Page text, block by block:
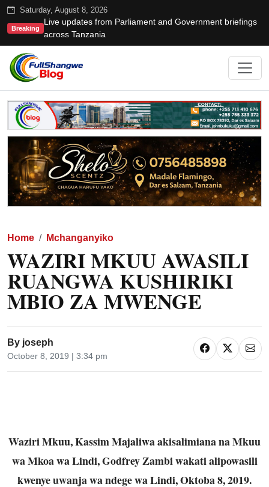
Saturday, August 8, 2026
Breaking
Live updates from Parliament and Government briefings
across Tanzania
Home Mchanganyiko
WAZIRI MKUU AWASILI
RUANGWA KUSHIRIKI
MBIO ZA MWENGE
By joseph
October 8, 2019 | 3:34 pm
Waziri Mkuu, Kassim Majaliwa akisalimiana na Mkuu
wa Mkoa wa Lindi, Godfrey Zambi wakati alipowasili
kwenye uwanja wa ndege wa Lindi, Oktoba 8, 2019.